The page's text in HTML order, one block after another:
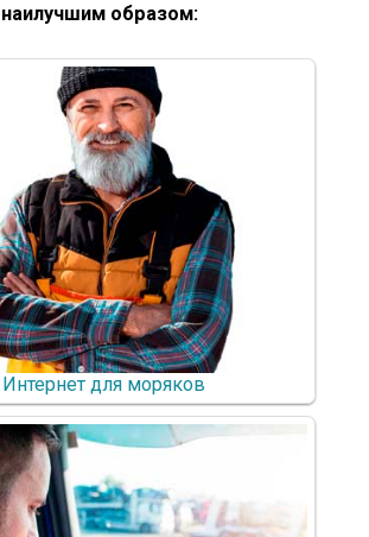
и поддержка
О компании
и пополнение
Войти
образом:
Интернет для моряков